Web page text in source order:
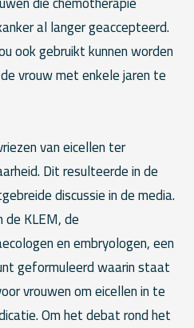
al langer geaccepteerd.
ook gebruikt kunnen worden
vrouw met enkele jaren te
van eicellen ter
Dit resulteerde in de
discussie in de media.
de KLEM, de
en embryologen, een
geformuleerd waarin staat
vrouwen om eicellen in te
Om het debat rond het